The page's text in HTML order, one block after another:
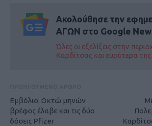
Ακολούθησε την
ΑΓΩΝ στο Google
Όλες οι εξελίξεις στην
Καρδίτσας και ευρύτερα
Εμβόλιο: Οκτώ μηνών
βρέφος έλαβε και τις δύο
δόσεις Pfizer